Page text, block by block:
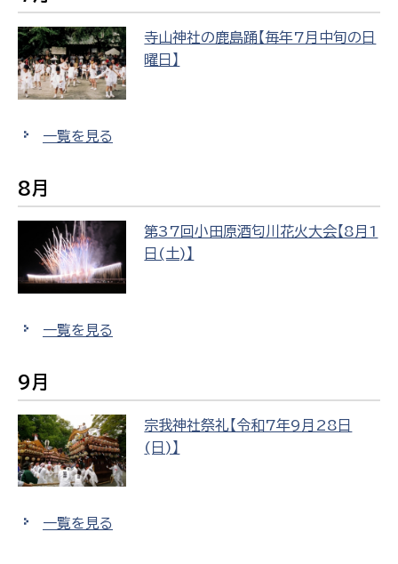
寺山神社の鹿島踊【毎年7月中旬の日
曜日】
一覧を見る
8月
第37回小田原酒匂川花火大会【8月1
日(土)】
一覧を見る
9月
宗我神社祭礼【令和7年9月28日
(日)】
一覧を見る